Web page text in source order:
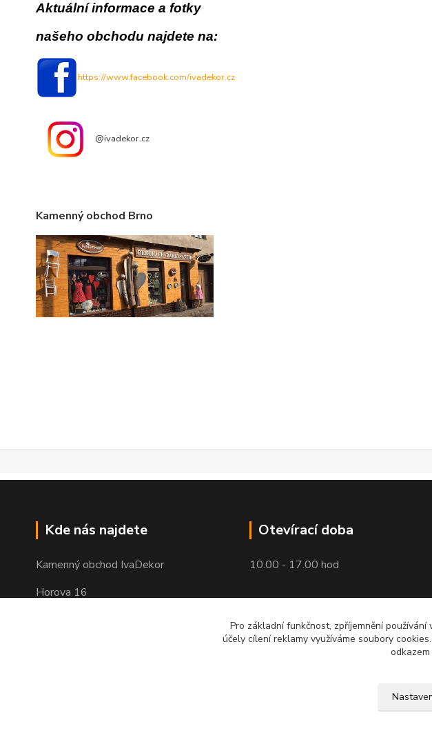
Aktuální informace a fotky
našeho obchodu najdete na:
https://www.facebook.com/ivadekor.cz
@ivadekor.cz
Kamenný obchod Brno
Kde nás najdete
Kamenný obchod IvaDekor
Horova 16
Otevírací doba
10.00 - 17.00 hod
Pro základní funkčnost, zpříjemnění
účely cílení reklamy využíváme soubory